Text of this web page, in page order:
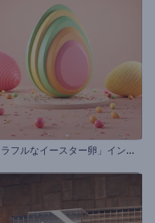
「
カラフルなイースター卵」イントロ動画